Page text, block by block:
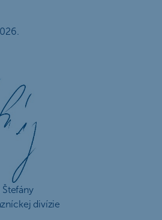
Štefány
divízie